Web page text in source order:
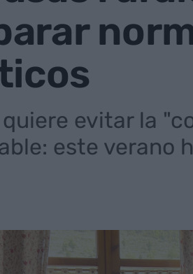
evitar la
este verano